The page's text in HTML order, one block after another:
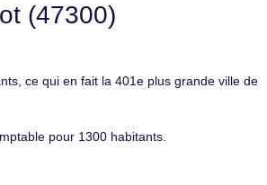
(47300)
ce qui en fait la 401e plus grande ville de
pour 1300 habitants.